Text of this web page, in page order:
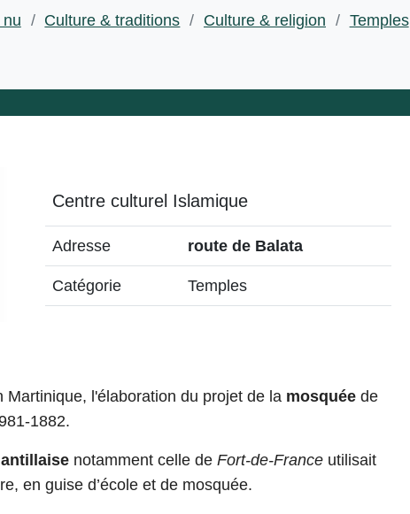
nu / Culture & traditions / Culture & religion / Temples
Centre culturel Islamique
Adresse route de Balata
Catégorie Temples
Martinique, l'élaboration du projet de la mosquée de
1882.
notamment celle de Fort-de-France utilisait
en guise d’école et de mosquée.